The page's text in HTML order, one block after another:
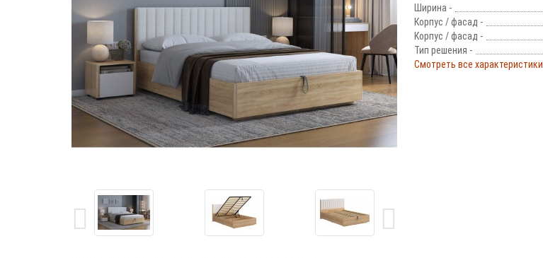
Ширина -
Корпус / фасад -
Корпус / фасад -
Тип решения -
Смотреть все характеристики